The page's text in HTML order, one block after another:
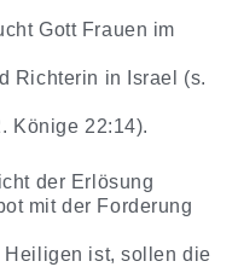
Gott Frauen im
Richterin in Israel (s.
Könige 22:14).
der Erlösung
mit der Forderung
Heiligen ist, sollen die